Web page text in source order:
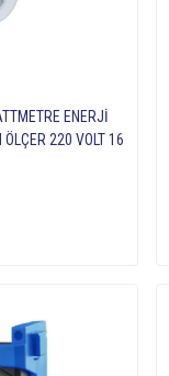
ENERJİ
220 VOLT 16